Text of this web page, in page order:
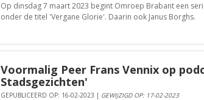
Op dinsdag 7 maart 2023 begint Omroep Brabant een
onder de titel 'Vergane Glorie'. Daarin ook Janus Borghs.
Voormalig Peer Frans Vennix op
Stadsgezichten'
GEPUBLICEERD OP: 16-02-2023 | GEWIJZIGD OP: 17-02-2023